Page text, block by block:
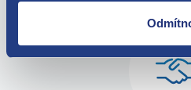
Podívejte se na